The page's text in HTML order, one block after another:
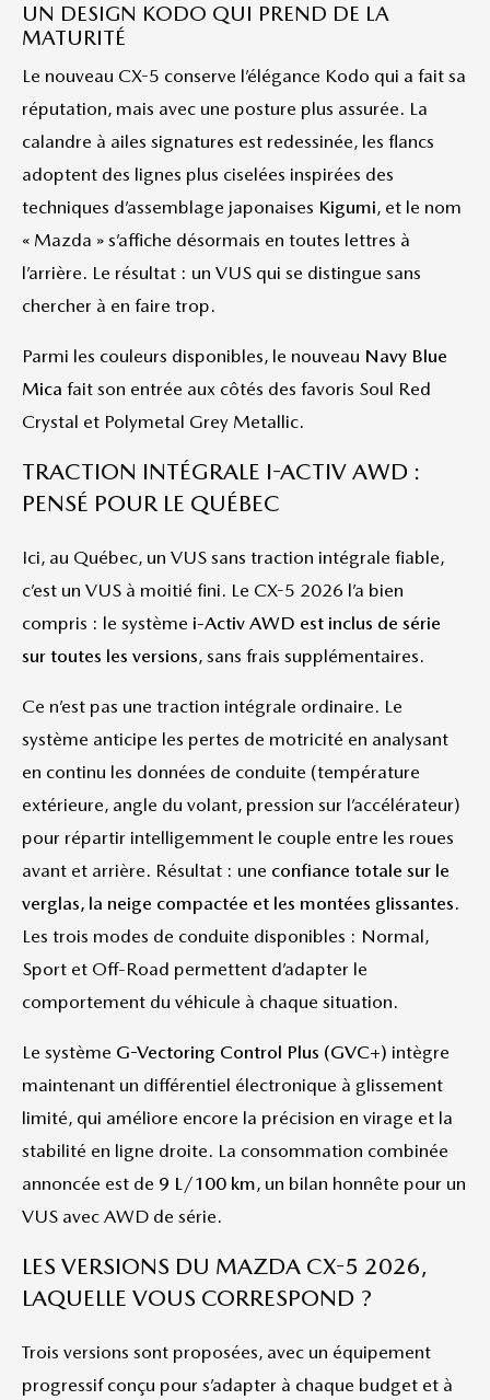
UN DESIGN KODO QUI PREND DE LA
MATURITÉ
Le nouveau CX-5 conserve l’élégance Kodo qui a fait sa
réputation, mais avec une posture plus assurée. La
calandre à ailes signatures est redessinée, les flancs
adoptent des lignes plus ciselées inspirées des
techniques d’assemblage japonaises Kigumi, et le nom
« Mazda » s’affiche désormais en toutes lettres à
l’arrière. Le résultat : un VUS qui se distingue sans
chercher à en faire trop.
Parmi les couleurs disponibles, le nouveau Navy Blue
Mica fait son entrée aux côtés des favoris Soul Red
Crystal et Polymetal Grey Metallic.
TRACTION INTÉGRALE I-ACTIV AWD :
PENSÉ POUR LE QUÉBEC
Ici, au Québec, un VUS sans traction intégrale fiable,
c’est un VUS à moitié fini. Le CX-5 2026 l’a bien
compris : le système i-Activ AWD est inclus de série
sur toutes les versions, sans frais supplémentaires.
Ce n’est pas une traction intégrale ordinaire. Le
système anticipe les pertes de motricité en analysant
en continu les données de conduite (température
extérieure, angle du volant, pression sur l’accélérateur)
pour répartir intelligemment le couple entre les roues
avant et arrière. Résultat : une confiance totale sur le
verglas, la neige compactée et les montées glissantes.
Les trois modes de conduite disponibles : Normal,
Sport et Off-Road permettent d’adapter le
comportement du véhicule à chaque situation.
Le système G-Vectoring Control Plus (GVC+) intègre
maintenant un différentiel électronique à glissement
limité, qui améliore encore la précision en virage et la
stabilité en ligne droite. La consommation combinée
annoncée est de 9 L/100 km, un bilan honnête pour un
VUS avec AWD de série.
LES VERSIONS DU MAZDA CX-5 2026,
LAQUELLE VOUS CORRESPOND ?
Trois versions sont proposées, avec un équipement
progressif conçu pour s’adapter à chaque budget et à